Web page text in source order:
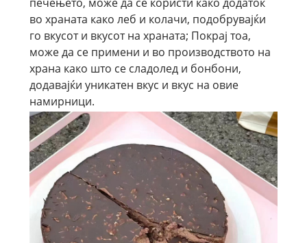
во храната како леб и колачи, подобрувајќи
го вкусот и вкусот на храната; Покрај тоа,
може да се примени и во производството на
храна како што се сладолед и бонбони,
додавајќи уникатен вкус и вкус на овие
намирници.